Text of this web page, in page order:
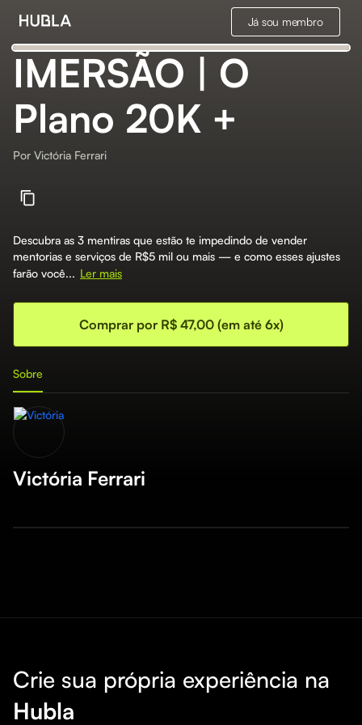
Já sou membro
IMERSÃO | O
Plano 20K +
Por Victória Ferrari
Descubra as 3 mentiras que estão te impedindo de vender
mentorias e serviços de R$5 mil ou mais — e como esses ajustes
farão você... Ler mais
Comprar por R$ 47,00 (em até 6x)
Sobre
Victória Ferrari
Crie sua própria experiência na
Hubla